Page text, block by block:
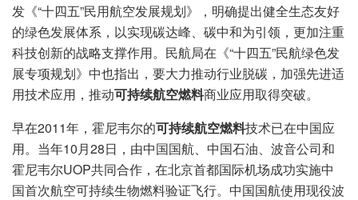
发《“十四五”民用航空发展规划》，明确提出健全生态友好
的绿色发展体系，以实现碳达峰、碳中和为引领，更加注重
科技创新的战略支撑作用。民航局在《“十四五”民航绿色发
展专项规划》中也指出，要大力推动行业脱碳，加强先进适
用技术应用，推动可持续航空燃料商业应用取得突破。
早在2011年，霍尼韦尔的可持续航空燃料技术已在中国应
用。当年10月28日，由中国国航、中国石油、波音公司和
霍尼韦尔UOP共同合作，在北京首都国际机场成功实施中
国首次航空可持续生物燃料验证飞行。中国国航使用现役波